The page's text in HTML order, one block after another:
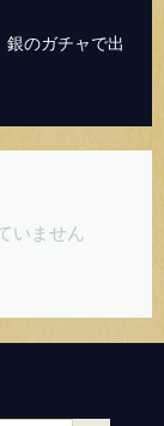
のガチャで出
いません